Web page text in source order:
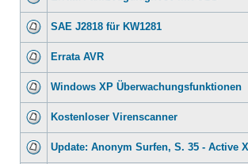
SAE J2818 für KW1281
Errata AVR
Windows XP Überwachungsfunktionen
Kostenloser Virenscanner
Update: Anonym Surfen, S. 35 - Active X